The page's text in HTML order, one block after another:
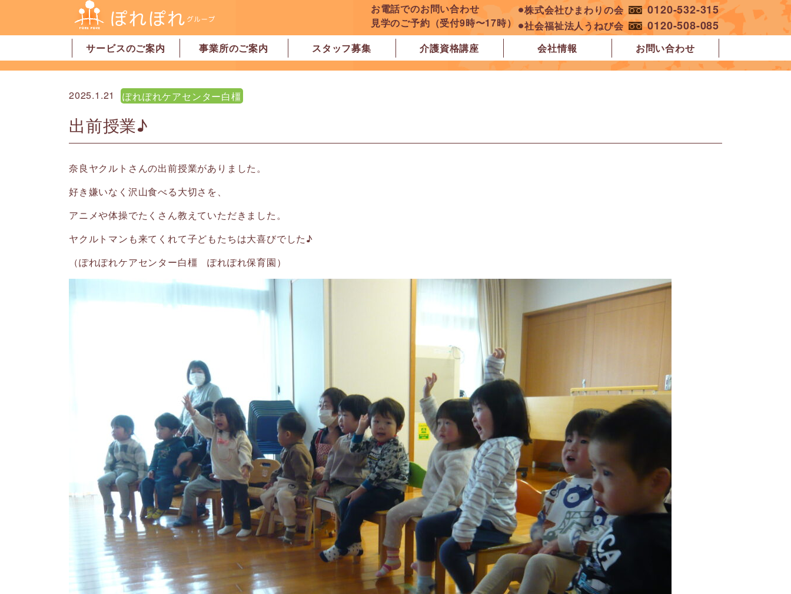
お電話でのお問い合わせ
見学のご予約（受付9時〜17時）
⚫︎株式会社ひまわりの会 0120-532-315
⚫︎社会福祉法人うねび会 0120-508-085
サービスのご案内
居宅介護支援
訪問介護
訪問看護
デイサービス
グループホーム
地域密着型特別養護老人ホーム
ショートステイ
有料老人ホーム
サービス付高齢者向け住宅
家事代行サービス
「認可」小規模保育園
事業所のご案内
事業所一覧・奈良市
ぽれぽれ学園前レジデンス
ぽれぽれ登美ヶ丘
ぽれぽれ四条大路
ぽれぽれ東登美ヶ丘
ぽれぽれケアセンター青山
事業所一覧・橿原市 ぽれぽれ中和
ぽれぽれ橿原在宅支援相談センター
ぽれぽれケアセンター 白橿
ぽれぽれ白橿コンフォート
ぽれぽれ八木西スクエア
橿原市地域包括支援センター北エリア
スタッフ募集 介護資格講座 会社情報 お問い合わせ
2025.1.21 ぽれぽれケアセンター白橿
出前授業♪
奈良ヤクルトさんの出前授業がありました。
好き嫌いなく沢山食べる大切さを、
アニメや体操でたくさん教えていただきました。
ヤクルトマンも来てくれて子どもたちは大喜びでした♪
（ぽれぽれケアセンター白橿 ぽれぽれ保育園）